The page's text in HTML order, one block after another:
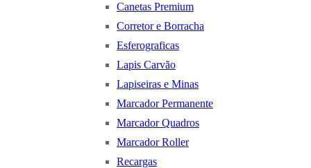
Canetas Premium
Corretor e Borracha
Esferograficas
Lapis Carvão
Lapiseiras e Minas
Marcador Permanente
Marcador Quadros
Marcador Roller
Recargas